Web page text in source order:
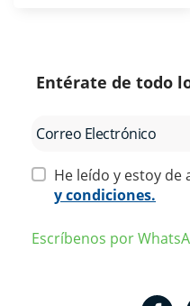
Entérate de todo
He leído y estoy de
y condiciones.
Escríbenos por